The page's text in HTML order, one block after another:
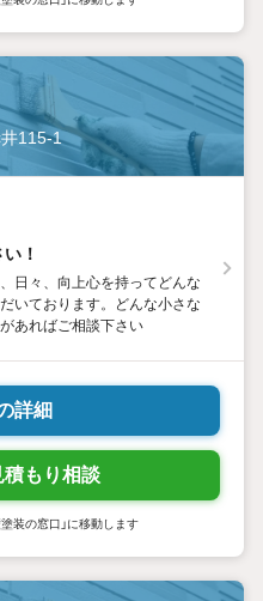
115-1
！
日々、向上心を持ってどんな
いております。どんな小さな
あればご相談下さい
詳細
もり相談
装の窓口」に移動します